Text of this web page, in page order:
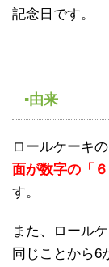
記念日です。
▪由来
ロールケーキ
面が数字の「
す。
また、ロール
同じことから6